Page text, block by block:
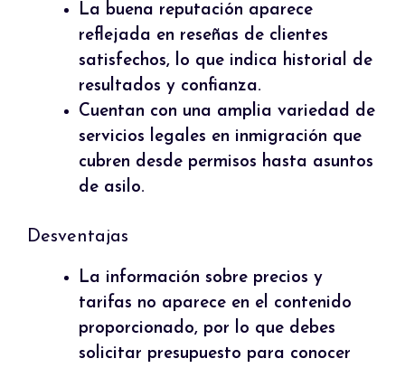
La buena reputación aparece
reflejada en reseñas de clientes
satisfechos, lo que indica historial de
resultados y confianza.
Cuentan con una amplia variedad de
servicios legales en inmigración que
cubren desde permisos hasta asuntos
de asilo.
Desventajas
La información sobre precios y
tarifas no aparece en el contenido
proporcionado, por lo que debes
solicitar presupuesto para conocer